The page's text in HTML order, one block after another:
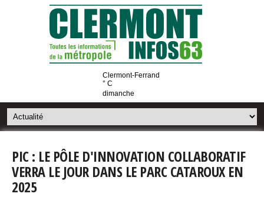
Clermont-Ferrand
° C
dimanche
PIC : LE PÔLE D'INNOVATION COLLABORATIF
VERRA LE JOUR DANS LE PARC CATAROUX EN
2025